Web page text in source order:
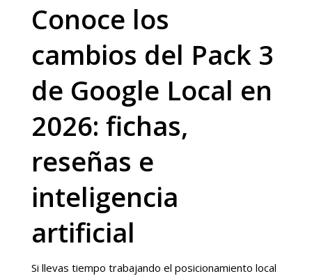
Conoce los
cambios del Pack 3
de Google Local en
2026: fichas,
reseñas e
inteligencia
artificial
Si llevas tiempo trabajando el posicionamiento local